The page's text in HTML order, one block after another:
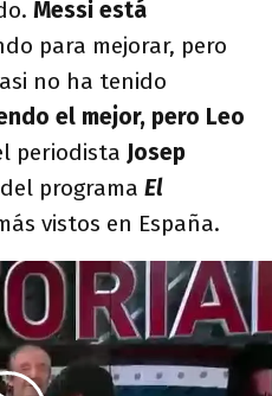
Messi está
para mejorar, pero
no ha tenido
el mejor, pero Leo
periodista Josep
programa El
vistos en España.